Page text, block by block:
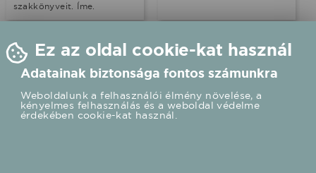
szakkönyveit. Íme.
Ez az oldal cookie-kat használ
Adatainak biztonsága fontos számunkra
Weboldalunk a felhasználói élmény növelése, a
kényelmes felhasználás és a weboldal védelme
érdekében cookie-kat használ.